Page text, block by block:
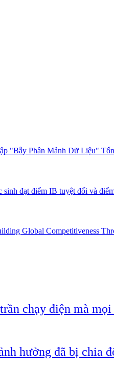
"Bẫy Phân Mảnh Dữ Liệu"
đạt điểm IB tuyệt đối và
Global Competitiveness
chạy điện mà
hưởng đã bị chia